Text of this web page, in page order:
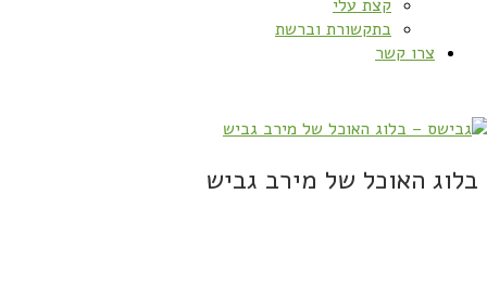
קצת עלי
בתקשורת וברשת
צרו קשר
בלוג האוכל של מירב גביש